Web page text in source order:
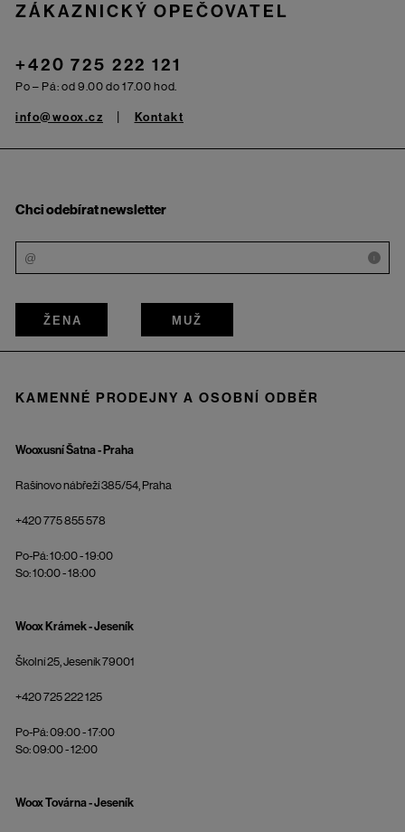
ZÁKAZNICKÝ OPEČOVATEL
+420 725 222 121
Po – Pá: od 9.00 do 17.00 hod.
info@woox.cz Kontakt
Chci odebírat newsletter
i
ŽENA MUŽ
KAMENNÉ PRODEJNY A OSOBNÍ ODBĚR
Wooxusní Šatna - Praha
Rašínovo nábřeží 385/54, Praha
+420 775 855 578
Po-Pá: 10:00 - 19:00
So: 10:00 - 18:00
Woox Krámek - Jeseník
Školní 25, Jeseník 79001
+420 725 222 125
Po-Pá: 09:00 - 17:00
So: 09:00 - 12:00
Woox Továrna - Jeseník